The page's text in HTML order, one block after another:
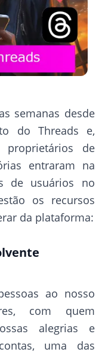
semanas desde
do Threads e,
de
entraram na
de usuários no
os recursos
da plataforma:
ao nosso
com quem
alegrias e
uma das